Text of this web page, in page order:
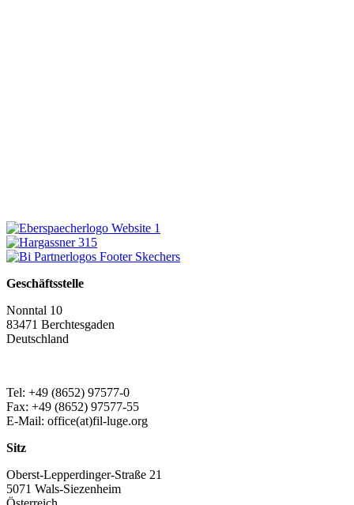
Geschäftsstelle
Nonntal 10
83471 Berchtesgaden
Deutschland
Tel: +49 (8652) 97577-0
Fax: +49 (8652) 97577-55
E-Mail: office(at)fil-luge.org
Sitz
Oberst-Lepperdinger-Straße 21
5071 Wals-Siezenheim